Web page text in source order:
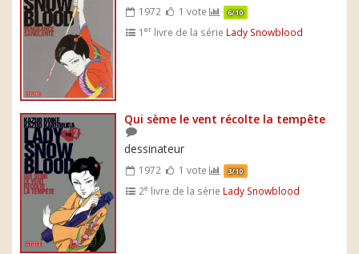
1972 1 vote 6/10
1er livre de la série Lady Snowblood
Qui sème le vent récolte la tempête
dessinateur
1972 1 vote 3/10
2e livre de la série Lady Snowblood